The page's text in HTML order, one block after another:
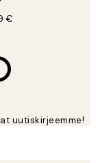
€
uutiskirjeemme!